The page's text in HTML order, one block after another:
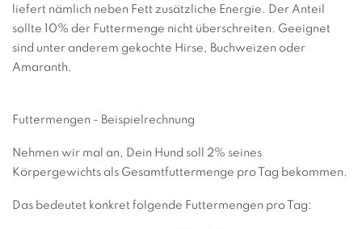
liefert nämlich neben Fett zusätzliche Energie. Der Anteil
sollte 10% der Futtermenge nicht überschreiten. Geeignet
sind unter anderem gekochte Hirse, Buchweizen oder
Amaranth.
Futtermengen - Beispielrechnung
Nehmen wir mal an, Dein Hund soll 2% seines
Körpergewichts als Gesamtfuttermenge pro Tag bekommen.
Das bedeutet konkret folgende Futtermengen pro Tag: